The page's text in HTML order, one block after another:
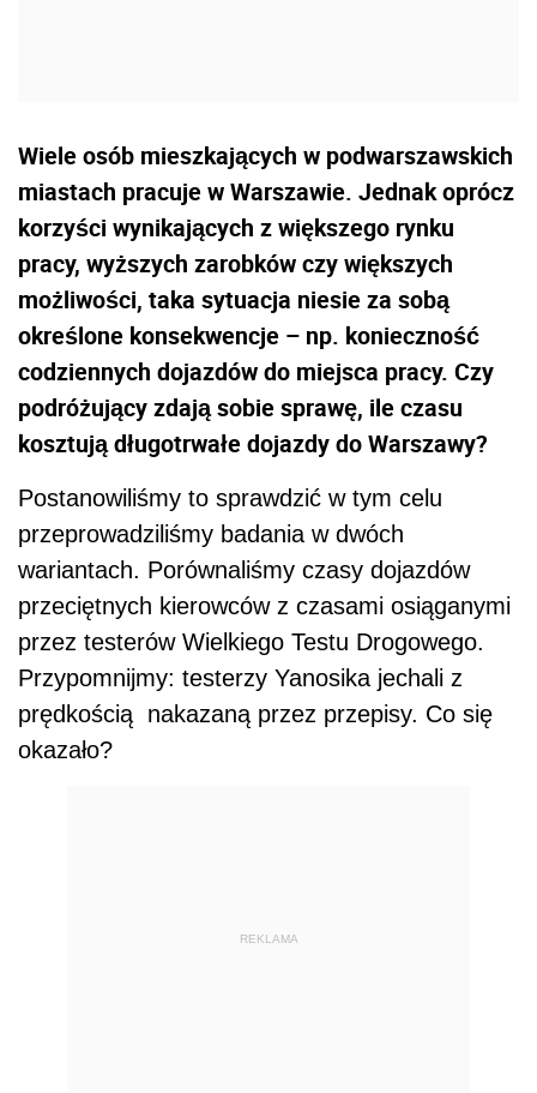
Wiele osób mieszkających w podwarszawskich
miastach pracuje w Warszawie. Jednak oprócz
korzyści wynikających z większego rynku
pracy, wyższych zarobków czy większych
możliwości, taka sytuacja niesie za sobą
określone konsekwencje – np. konieczność
codziennych dojazdów do miejsca pracy. Czy
podróżujący zdają sobie sprawę, ile czasu
kosztują długotrwałe dojazdy do Warszawy?
Postanowiliśmy to sprawdzić w tym celu
przeprowadziliśmy badania w dwóch
wariantach. Porównaliśmy czasy dojazdów
przeciętnych kierowców z czasami osiąganymi
przez testerów Wielkiego Testu Drogowego.
Przypomnijmy: testerzy Yanosika jechali z
prędkością nakazaną przez przepisy. Co się
okazało?
REKLAMA